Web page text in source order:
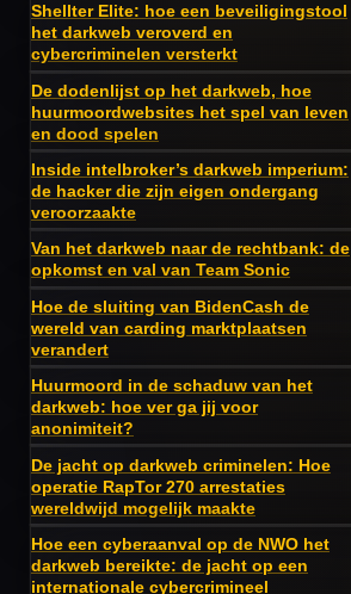
Shellter Elite: hoe een beveiligingstool
het darkweb veroverd en
cybercriminelen versterkt
De dodenlijst op het darkweb, hoe
huurmoordwebsites het spel van leven
en dood spelen
Inside intelbroker’s darkweb imperium:
de hacker die zijn eigen ondergang
veroorzaakte
Van het darkweb naar de rechtbank: de
opkomst en val van Team Sonic
Hoe de sluiting van BidenCash de
wereld van carding marktplaatsen
verandert
Huurmoord in de schaduw van het
darkweb: hoe ver ga jij voor
anonimiteit?
De jacht op darkweb criminelen: Hoe
operatie RapTor 270 arrestaties
wereldwijd mogelijk maakte
Hoe een cyberaanval op de NWO het
darkweb bereikte: de jacht op een
internationale cybercrimineel